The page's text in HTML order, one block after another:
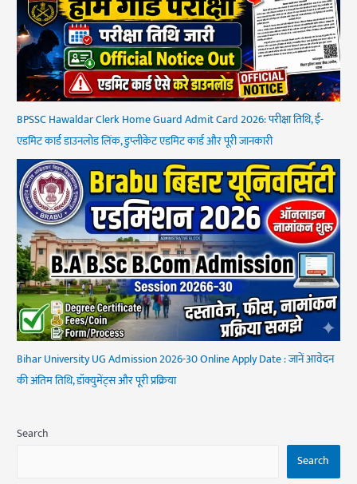
BPSSC Hawaldar Clerk Home Guard Admit Card 2026: परीक्षा तिथि, ई-
एडमिट कार्ड डाउनलोड लिंक, डुप्लीकेट एडमिट कार्ड और पूरी जानकारी
Bihar University UG Admission 2026-30 Online Apply Date : जानें आवेदन
की अंतिम तिथि, डॉक्युमेंट्स और पूरी प्रक्रिया
Search
Search